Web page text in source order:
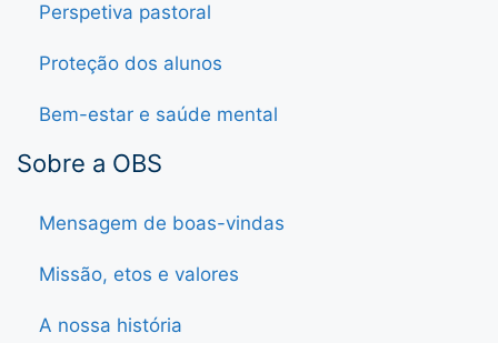
Perspetiva pastoral
Proteção dos alunos
Bem-estar e saúde mental
Sobre a OBS
Mensagem de boas-vindas
Missão, etos e valores
A nossa história